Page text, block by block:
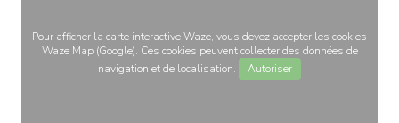
Pour afficher la carte interactive Waze, vous devez accepter les cookies
Waze Map (Google). Ces cookies peuvent collecter des données de
navigation et de localisation.
Autoriser